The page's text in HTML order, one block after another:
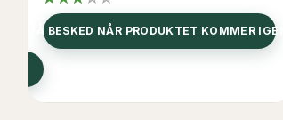
FÅ BESKED NÅR PRODUKTET KOMMER IGEN